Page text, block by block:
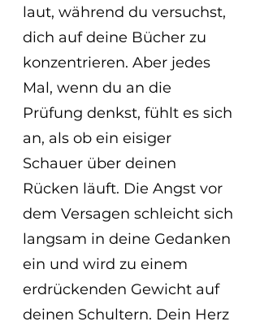
laut, während du versuchst,
dich auf deine Bücher zu
konzentrieren. Aber jedes
Mal, wenn du an die
Prüfung denkst, fühlt es sich
an, als ob ein eisiger
Schauer über deinen
Rücken läuft. Die Angst vor
dem Versagen schleicht sich
langsam in deine Gedanken
ein und wird zu einem
erdrückenden Gewicht auf
deinen Schultern. Dein Herz